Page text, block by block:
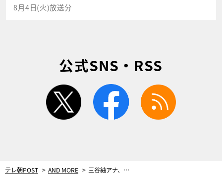
8月4日(火)放送分
公式SNS・RSS
twitter facebook
テレ朝POST AND MORE 三谷紬アナ、ダイエット企画奮闘中！開始8日目の体重測定で…思わず絶句